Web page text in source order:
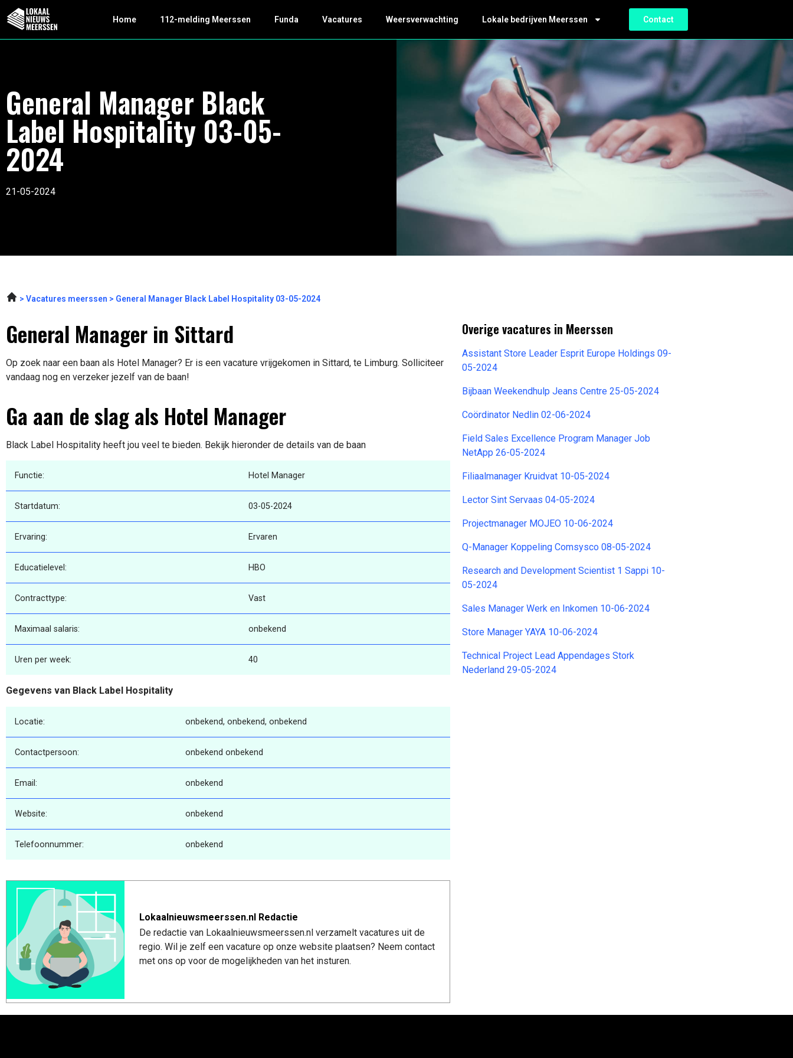
Home 112-melding Meerssen Funda Vacatures Weersverwachting Lokale bedrijven Meerssen Contact
General Manager Black
Label Hospitality 03-05-
2024
21-05-2024
Vacatures meerssen General Manager Black Label Hospitality 03-05-2024
General Manager in Sittard
Op zoek naar een baan als Hotel Manager? Er is een vacature vrijgekomen in Sittard, te Limburg. Solliciteer
vandaag nog en verzeker jezelf van de baan!
Ga aan de slag als Hotel Manager
Black Label Hospitality heeft jou veel te bieden. Bekijk hieronder de details van de baan
Functie: Hotel Manager
Startdatum: 03-05-2024
Ervaring: Ervaren
Educatielevel: HBO
Contracttype: Vast
Maximaal salaris: onbekend
Uren per week: 40
Gegevens van Black Label Hospitality
Locatie: onbekend, onbekend, onbekend
Contactpersoon: onbekend onbekend
Email: onbekend
Website: onbekend
Telefoonnummer: onbekend
Lokaalnieuwsmeerssen.nl Redactie
De redactie van Lokaalnieuwsmeerssen.nl verzamelt vacatures uit de
regio. Wil je zelf een vacature op onze website plaatsen? Neem contact
met ons op voor de mogelijkheden van het insturen.
Overige vacatures in Meerssen
Assistant Store Leader Esprit Europe Holdings 09-
05-2024
Bijbaan Weekendhulp Jeans Centre 25-05-2024
Coördinator Nedlin 02-06-2024
Field Sales Excellence Program Manager Job
NetApp 26-05-2024
Filiaalmanager Kruidvat 10-05-2024
Lector Sint Servaas 04-05-2024
Projectmanager MOJEO 10-06-2024
Q-Manager Koppeling Comsysco 08-05-2024
Research and Development Scientist 1 Sappi 10-
05-2024
Sales Manager Werk en Inkomen 10-06-2024
Store Manager YAYA 10-06-2024
Technical Project Lead Appendages Stork
Nederland 29-05-2024